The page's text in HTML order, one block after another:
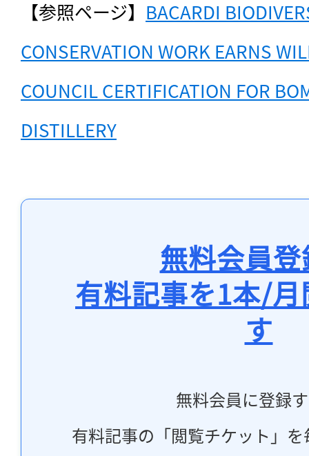
【参照ページ】 BACARDI
CONSERVATION WORK EARNS
COUNCIL CERTIFICATION FOR
DISTILLERY
無料会員
有料記事を1本/
す
無料会員に登録
有料記事の「閲覧チケット」